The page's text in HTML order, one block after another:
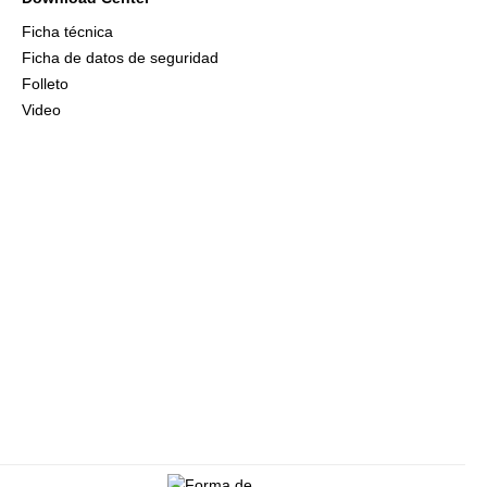
Ficha técnica
Ficha de datos de seguridad
Folleto
Video